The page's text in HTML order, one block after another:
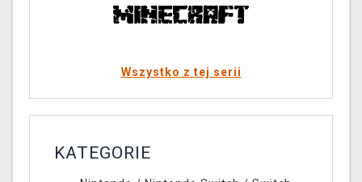
Wszystko z tej serii
KATEGORIE